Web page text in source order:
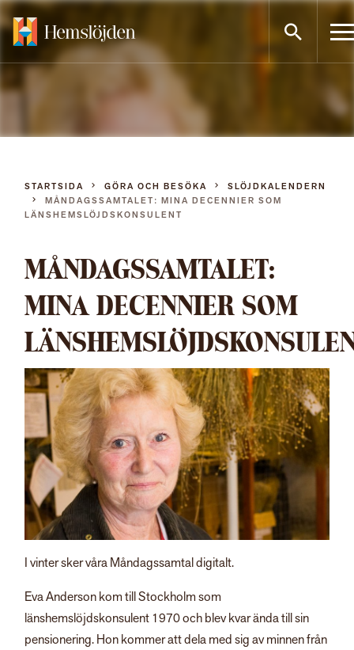
Gå
innehållet
STARTSIDA GÖRA OCH BESÖKA
SLÖJDKALENDERN
MÅNDAGSSAMTALET: MINA DECENNIER SOM
LÄNSHEMSLÖJDSKONSULENT
MÅNDAGSSAMTALET:
MINA DECENNIER SOM
I vinter sker våra Måndagssamtal digitalt.
Eva Anderson kom till Stockholm som
länshemslöjdskonsulent 1970 och blev kvar ända till sin
pensionering. Hon kommer att dela med sig av minnen från